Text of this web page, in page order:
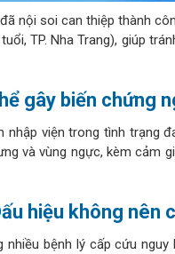
nội soi can thiệp thành
TP. Nha Trang), giúp
gây biến chứng
nhập viện trong tình trạng
và vùng ngực, kèm cảm
hiệu không nên
bệnh lý cấp cứu